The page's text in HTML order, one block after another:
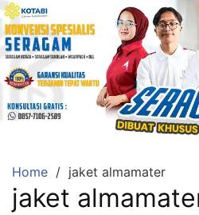
Home jaket almamater
jaket